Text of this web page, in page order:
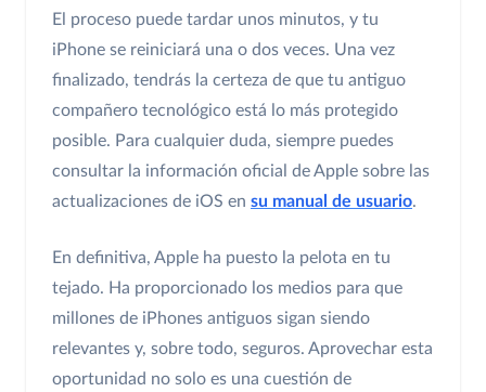
El proceso puede tardar unos minutos, y tu
iPhone se reiniciará una o dos veces. Una vez
finalizado, tendrás la certeza de que tu antiguo
compañero tecnológico está lo más protegido
posible. Para cualquier duda, siempre puedes
consultar la información oficial de Apple sobre las
actualizaciones de iOS en su manual de usuario.
En definitiva, Apple ha puesto la pelota en tu
tejado. Ha proporcionado los medios para que
millones de iPhones antiguos sigan siendo
relevantes y, sobre todo, seguros. Aprovechar esta
oportunidad no solo es una cuestión de